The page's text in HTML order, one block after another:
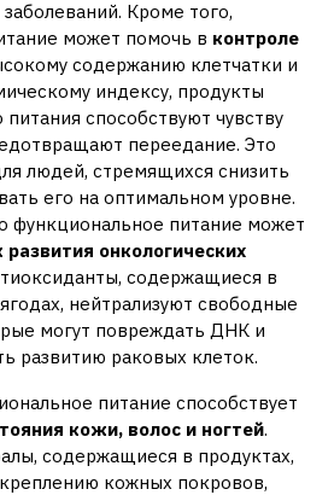
Кроме того,
может помочь в контроле
содержанию клетчатки и
индексу, продукты
способствуют чувству
переедание. Это
людей, стремящихся снизить
его на оптимальном уровне.
функциональное питание может
развития онкологических
содержащиеся в
нейтрализуют свободные
могут повреждать ДНК и
развитию раковых клеток.
питание способствует
кожи, волос и ногтей.
содержащиеся в продуктах,
кожных покровов,